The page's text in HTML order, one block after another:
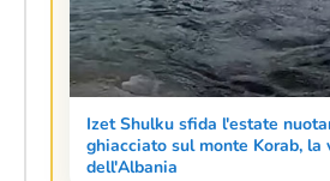
Izet Shulku sfida l'estate
ghiacciato sul monte Korab, la
dell'Albania